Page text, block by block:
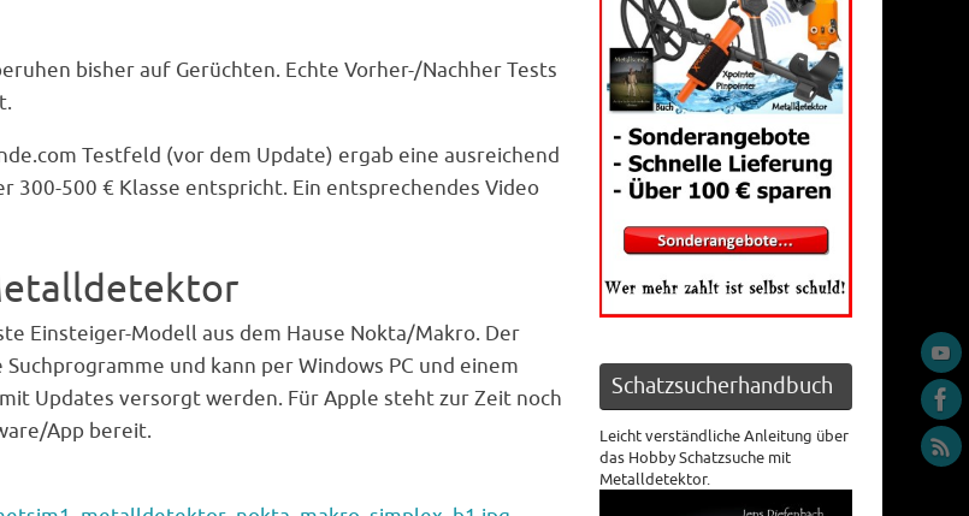
bisher auf Gerüchten. Echte Vorher-/Nachher Tests
Testfeld (vor dem Update) ergab eine ausreichend
300-500 € Klasse entspricht. Ein entsprechendes Video
Einsteiger-Modell aus dem Hause Nokta/Makro. Der
und kann per Windows PC und einem
Updates versorgt werden. Für Apple steht zur Zeit noch
App bereit.
Schatzsucherhandbuch
Leicht verständliche Anleitung über
das Hobby Schatzsuche mit
Metalldetektor.